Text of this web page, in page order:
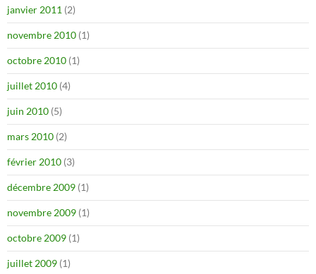
janvier 2011 (2)
novembre 2010 (1)
octobre 2010 (1)
juillet 2010 (4)
juin 2010 (5)
mars 2010 (2)
février 2010 (3)
décembre 2009 (1)
novembre 2009 (1)
octobre 2009 (1)
juillet 2009 (1)